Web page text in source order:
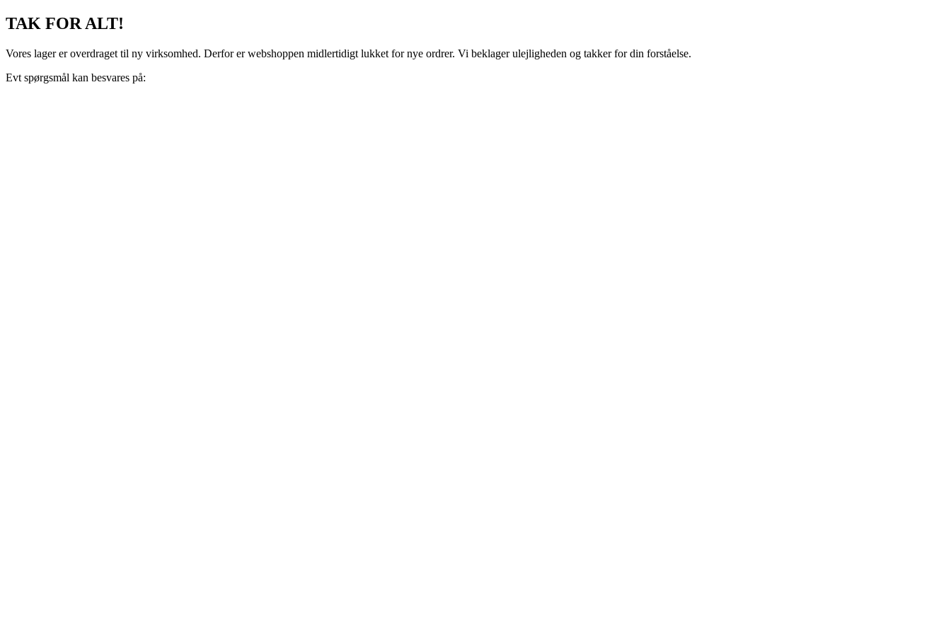
Videre
til
TAK FOR ALT!
Vores lager er overdraget til ny virksomhed. Derfor er webshoppen midlertidigt lukket for nye ordrer. Vi beklager ulejligheden og takker for din forståelse.
Evt spørgsmål kan besvares på: